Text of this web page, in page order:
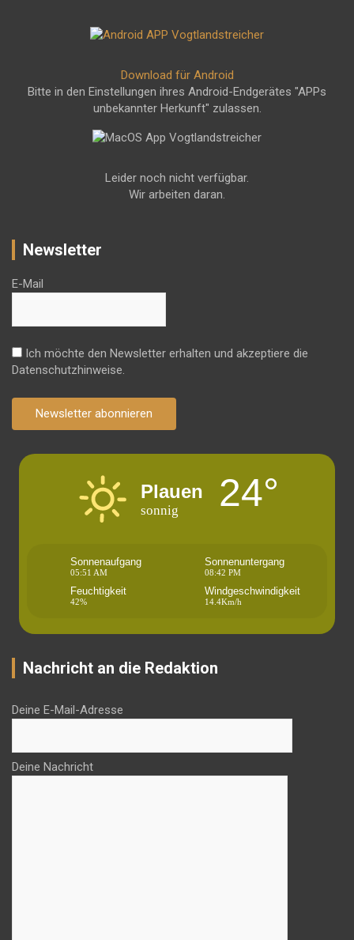
Download für Android
Bitte in den Einstellungen ihres Android-Endgerätes "APPs
unbekannter Herkunft" zulassen.
Leider noch nicht verfügbar.
Wir arbeiten daran.
Newsletter
E-Mail
Ich möchte den Newsletter erhalten und akzeptiere die
Datenschutzhinweise.
Newsletter abonnieren
Plauen
sonnig 24°
Sonnenaufgang
05:51 AM
Sonnenuntergang
08:42 PM
Feuchtigkeit
42%
Windgeschwindigkeit
14.4Km/h
Nachricht an die Redaktion
Deine E-Mail-Adresse
Deine Nachricht